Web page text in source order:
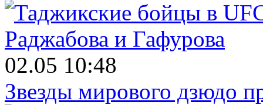
02.05 10:48
Звезды мирового дзюдо